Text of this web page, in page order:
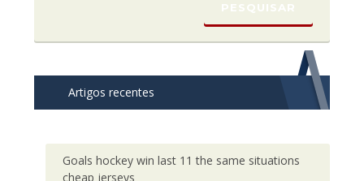
Artigos recentes
Goals hockey win last 11 the same situations
cheap jerseys